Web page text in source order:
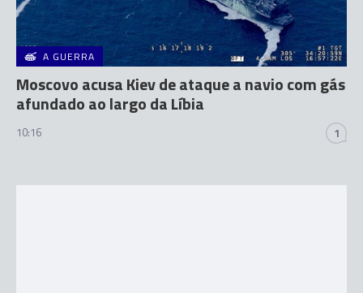
A GUERRA
Moscovo acusa Kiev de ataque a navio com gás
afundado ao largo da Líbia
10:16 1